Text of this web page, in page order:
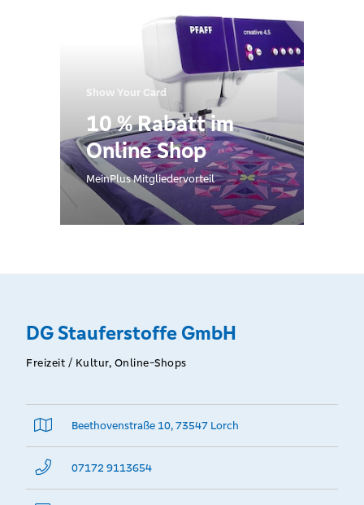
Show Your Card
10 % Rabatt im
Online Shop
MeinPlus Mitgliedervorteil
DG Stauferstoffe GmbH
Freizeit / Kultur, Online-Shops
Beethovenstraße 10, 73547 Lorch
07172 9113654